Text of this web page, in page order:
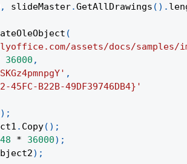
, slideMaster.GetAllDrawings ( ) .
(
assets/docs/samples/
36000 ,
,
45FC-B22B-49DF39746DB4}'
) ;
. Copy( ) ;
48 * 36000) ;
) ;